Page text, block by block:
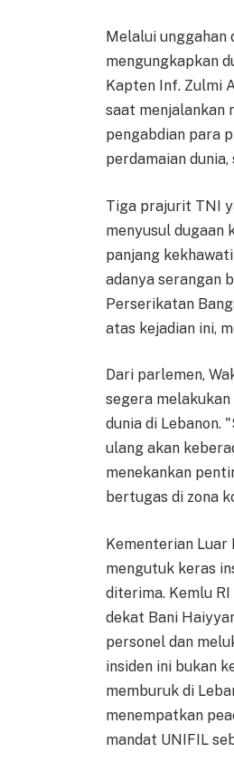
Melalui unggahan
mengungkapkan
Kapten Inf. Zulmi
saat menjalankan
pengabdian para
perdamaian
Tiga prajurit TNI
menyusul dugaan
panjang
adanya serangan
Perserikatan
atas kejadian ini,
Dari parlemen,
segera
dunia di Lebanon.
ulang akan
menekankan
bertugas di zona
Kementerian Luar
mengutuk keras
diterima. Kemlu
dekat Bani
personel dan
insiden ini bukan
memburuk di
menempatkan
mandat UNIFIL